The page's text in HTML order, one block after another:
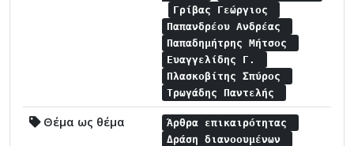
Γρίβας Γεώργιος
Παπανδρέου Ανδρέας
Παπαδημήτρης Μήτσος
Ευαγγελίδης Γ.
Πλασκοβίτης Σπύρος
Τρωγάδης Παντελής
Θέμα ως θέμα
Άρθρα επικαιρότητας
Δράση διανοουμένων